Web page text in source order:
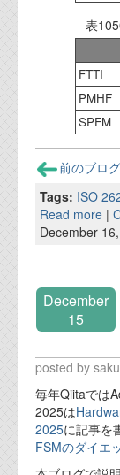
表
FTTI
PMHF
SPFM
前のブログ
Tags: ISO
Read more |
December
December
15
posted by
毎年Qiitaでは
2025は
2025に記事を
FSMのダイエ